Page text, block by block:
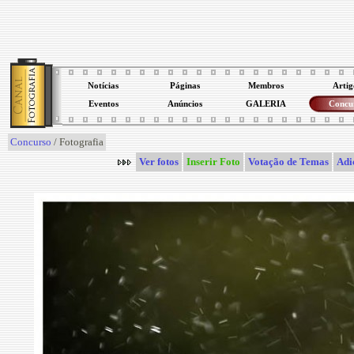
Notícias Páginas Membros
Eventos Anúncios GALERIA
Concurso / Fotografia
Ver fotos
Inserir Foto Votação de Temas